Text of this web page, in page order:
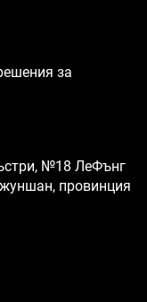
за
№18 ЛеФънг
провинция